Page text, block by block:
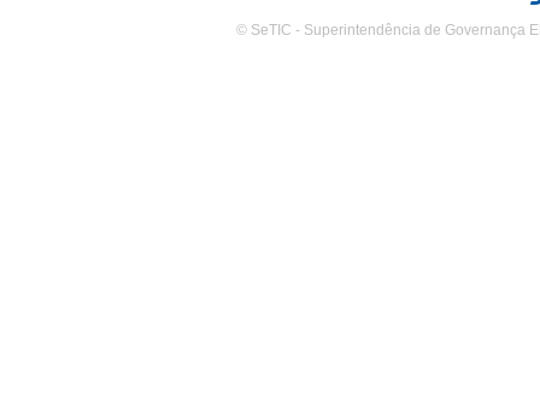
© SeTIC - Superintendência de Governança